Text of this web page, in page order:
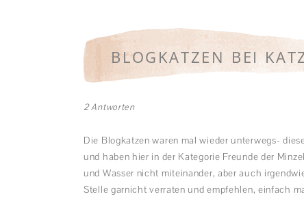
BLOGKATZEN BEI
2 Antworten
Die Blogkatzen waren mal wieder unterwegs-
und haben hier in der Kategorie Freunde der
und Wasser nicht miteinander, aber auch
Stelle garnicht verraten und empfehlen, einfach